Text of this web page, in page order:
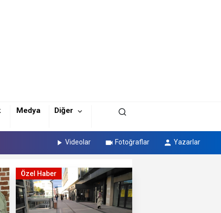
Medya Diğer
Videolar Fotoğraflar Yazarlar
Özel Haber